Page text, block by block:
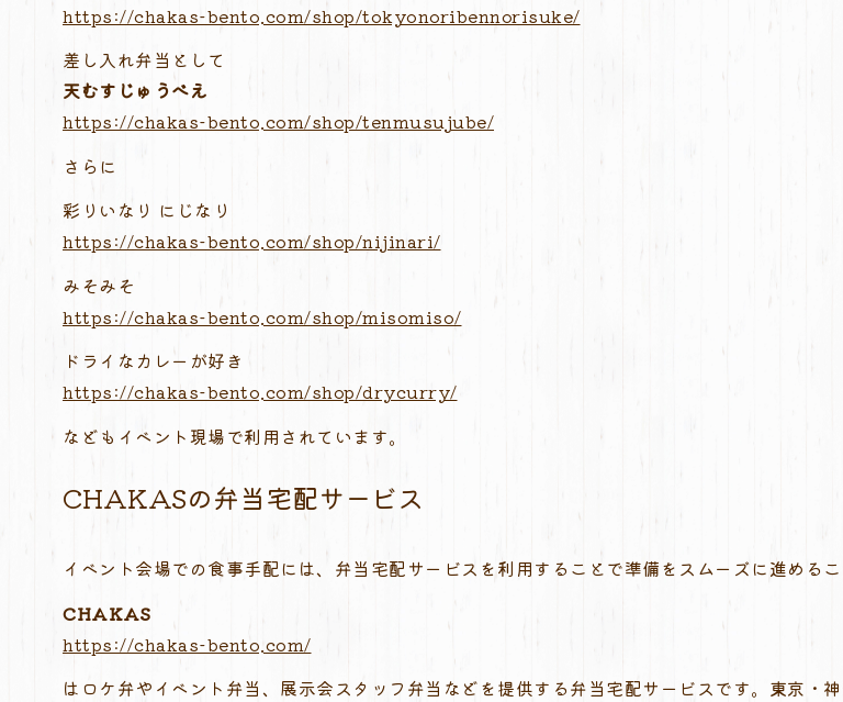
https://chakas-bento.com/shop/tokyonoribennorisuke/
差し入れ弁当として
天むすじゅうべえ
https://chakas-bento.com/shop/tenmusujube/
さらに
彩りいなり にじなり
https://chakas-bento.com/shop/nijinari/
みそみそ
https://chakas-bento.com/shop/misomiso/
ドライなカレーが好き
https://chakas-bento.com/shop/drycurry/
などもイベント現場で利用されています。
CHAKASの弁当宅配サービス
イベント会場での食事手配には、弁当宅配サービスを利用することで準備をスムーズに進めるこ
CHAKAS
https://chakas-bento.com/
はロケ弁やイベント弁当、展示会スタッフ弁当などを提供する弁当宅配サービスです。東京・